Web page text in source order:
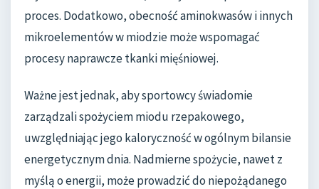
proces. Dodatkowo, obecność aminokwasów i innych
mikroelementów w miodzie może wspomagać
procesy naprawcze tkanki mięśniowej.
Ważne jest jednak, aby sportowcy świadomie
zarządzali spożyciem miodu rzepakowego,
uwzględniając jego kaloryczność w ogólnym bilansie
energetycznym dnia. Nadmierne spożycie, nawet z
myślą o energii, może prowadzić do niepożądanego